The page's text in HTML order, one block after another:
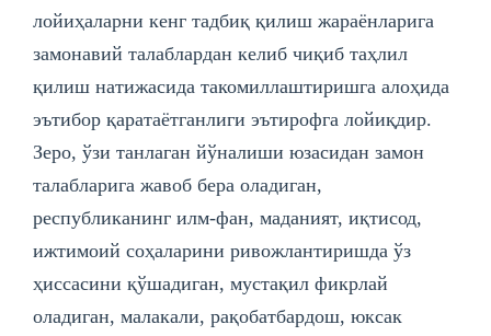
лойиҳаларни кенг тадбиқ қилиш жараёнларига
замонавий талаблардан келиб чиқиб таҳлил
қилиш натижасида такомиллаштиришга алоҳида
эътибор қаратаётганлиги эътирофга лойиқдир.
Зеро, ўзи танлаган йўналиши юзасидан замон
талабларига жавоб бера оладиган,
республиканинг илм-фан, маданият, иқтисод,
ижтимоий соҳаларини ривожлантиришда ўз
ҳиссасини қўшадиган, мустақил фикрлай
оладиган, малакали, рақобатбардош, юксак